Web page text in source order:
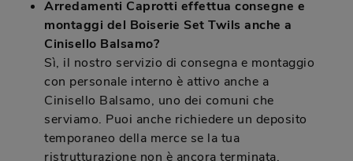
Arredamenti Caprotti effettua consegne e
montaggi del Boiserie Set Twils anche a
Cinisello Balsamo?
Sì, il nostro servizio di consegna e montaggio
con personale interno è attivo anche a
Cinisello Balsamo, uno dei comuni che
serviamo. Puoi anche richiedere un deposito
temporaneo della merce se la tua
ristrutturazione non è ancora terminata.